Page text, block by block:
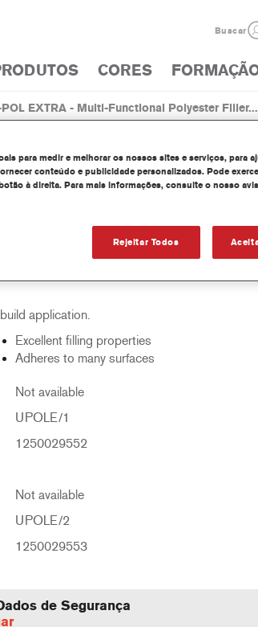
Buscar
CORES
POL EXTRA - Multi-Functional Polyester Filler...
- Multi-Functional
medium
application.
Excellent filling properties
Adheres to many surfaces
Not available
UPOLE/1
1250029552
Not available
UPOLE/2
1250029553
de Segurança
para medir e melhorar os nossos sites e serviços, para
conteúdo e publicidade personalizados. Pode
à direita. Para mais informações, consulte o nosso
Rejeitar Todos